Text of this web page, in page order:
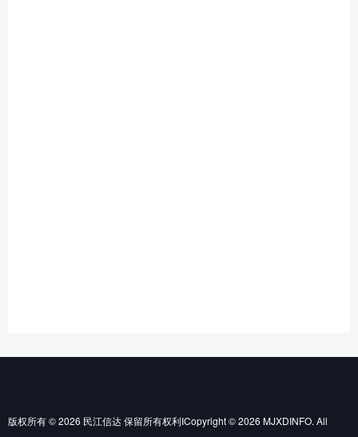
版权所有 © 2026 民江信达 保留所有权利ICopyright © 2026 MJXDINFO. All